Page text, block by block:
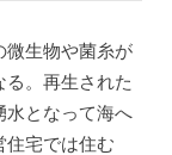
微生物や菌糸が
。再生された
水となって海へ
住宅では住む